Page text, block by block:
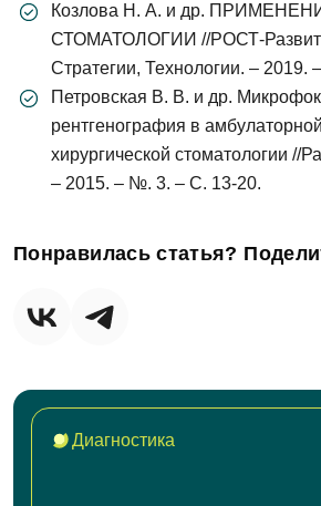
Козлова Н. А. и др.
СТОМАТОЛОГИИ //РОСТ-
Стратегии, Технологии. – 2019.
Петровская В. В. и др.
рентгенография в
хирургической стоматологии //
– 2015. – №. 3. – С. 13-20.
Понравилась статья?
Диагностика
Согласен наобработку
данных
Заявка
Мы свяжемся с вами в
ОК